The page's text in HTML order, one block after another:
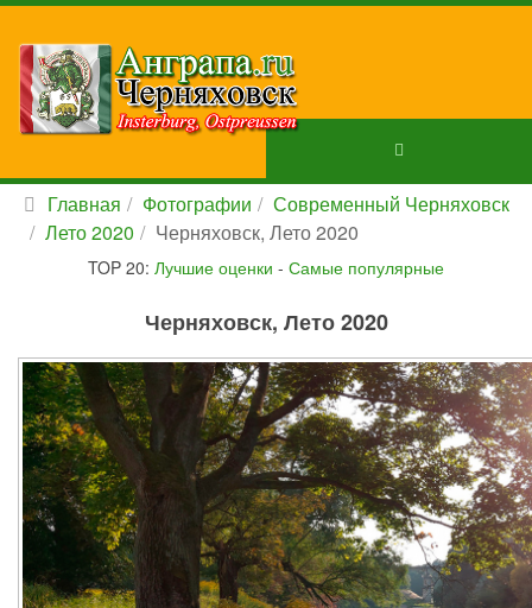
Главная Фотографии
Современный Черняховск
Лето 2020
Черняховск, Лето 2020
TOP 20: Лучшие оценки - Самые популярные
Черняховск, Лето 2020